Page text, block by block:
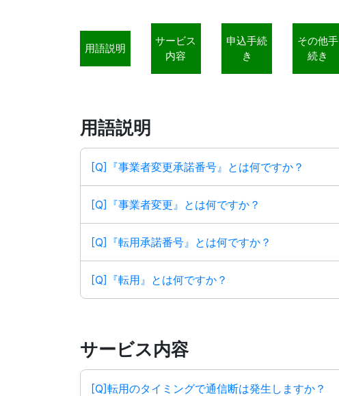
用語説明
サービス
内容
申込手続
き
その他手
続き
用語説明
[Q]『事業者変更承諾番号』とは何ですか？
[Q]『事業者変更』とは何ですか？
[Q]『転用承諾番号』とは何ですか？
[Q]『転用』とは何ですか？
サービス内容
[Q]転用のタイミングで通信断は発生しますか？